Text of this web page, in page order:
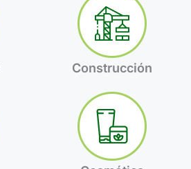
Construcción